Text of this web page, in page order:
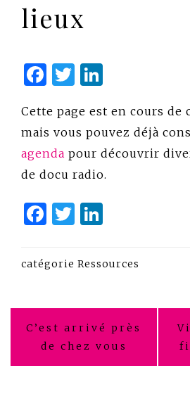
lieux
Facebook
Twitter
Cette page est en cours de
mais vous pouvez déjà
agenda pour découvrir
de docu radio.
Facebook
Twitter
catégorie Ressources
Navigation
C’est arrivé près
de chez vous